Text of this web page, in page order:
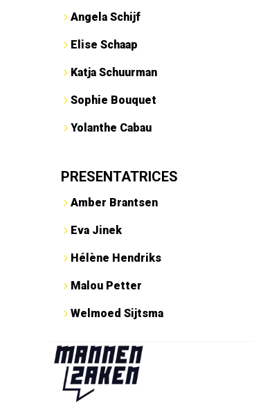
Angela Schijf
Elise Schaap
Katja Schuurman
Sophie Bouquet
Yolanthe Cabau
PRESENTATRICES
Amber Brantsen
Eva Jinek
Hélène Hendriks
Malou Petter
Welmoed Sijtsma